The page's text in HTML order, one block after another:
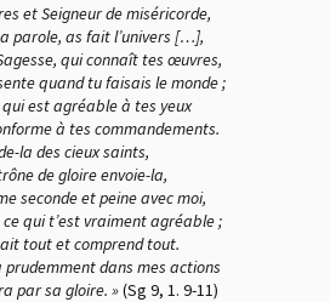
et Seigneur de miséricorde,
parole, as fait l’univers […],
qui connaît tes œuvres,
quand tu faisais le monde ;
est agréable à tes yeux
à tes commandements.
la des cieux saints,
de gloire envoie-la,
seconde et peine avec moi,
qui t’est vraiment agréable ;
tout et comprend tout.
prudemment dans mes actions
par sa gloire. »(Sg 9, 1. 9-11)